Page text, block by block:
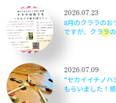
2026.07.23
8月のクララのお
ですが、クララ
2026.07.09
”セカイイチノハ
もらいました！
てもらい、とて